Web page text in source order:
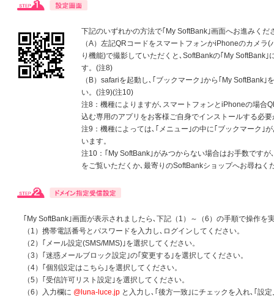
下記のいずれかの方法で｢My SoftBank｣画面へお進みくだ
（A）左記QRコードをスマートフォンかiPhoneのカメラ(
り機能)で撮影していただくと､SoftBankの｢My SoftBank｣
す。(注8)
（B）safariを起動し､｢ブックマーク｣から｢My SoftBank｣
い。(注9)(注10)
注8：機種によりますが､スマートフォンとiPhoneの場合
込む専用のアプリをお客様ご自身でインストールする必
注9：機種によっては､｢メニュー｣の中に｢ブックマーク｣
います。
注10：｢My SoftBank｣がみつからない場合はお手数ですが
をご覧いただくか､最寄りのSoftBankショップへお尋ねく
｢My SoftBank｣画面が表示されましたら､下記（1）～（6）の手順で操作を
（1）携帯電話番号とパスワードを入力し､ログインしてください。
（2）｢メール設定(SMS/MMS)｣を選択してください。
（3）｢迷惑メールブロック設定｣の｢変更する｣を選択してください。
（4）｢個別設定はこちら｣を選択してください。
（5）｢受信許可リスト設定｣を選択してください。
（6）入力欄に @luna-luce.jp と入力し､｢後方一致｣にチェックを入れ､｢設